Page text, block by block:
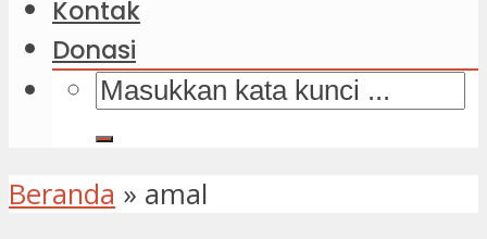
Kontak
Donasi
Beranda » amal